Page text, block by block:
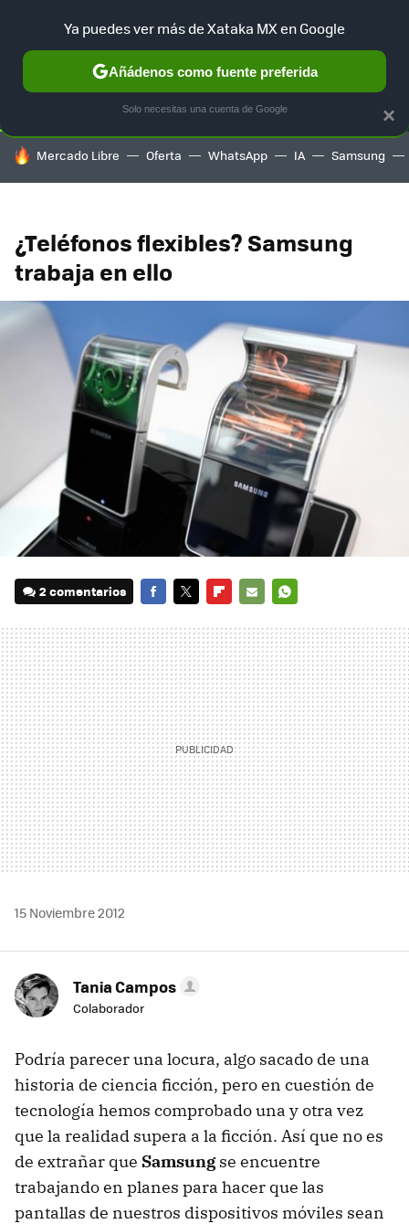
SELECCIÓN GAMING HOME AUTO TERRITORIO
HOY SE HABLA DE
Mercado Libre Oferta WhatsApp IA Samsung
¿Teléfonos flexibles? Samsung
trabaja en ello
2 comentarios
MAIL
15 Noviembre 2012
Tania Campos
Colaborador
Podría parecer una locura, algo sacado de una
historia de ciencia ficción, pero en cuestión de
tecnología hemos comprobado una y otra vez
que la realidad supera a la ficción. Así que no es
de extrañar que Samsungse encuentre
trabajando en planes para hacer que las
pantallas de nuestros dispositivos móviles sean
×
Ya puedes ver más de Xataka MX en Google
Añádenos como fuente preferida
Solo necesitas una cuenta de Google